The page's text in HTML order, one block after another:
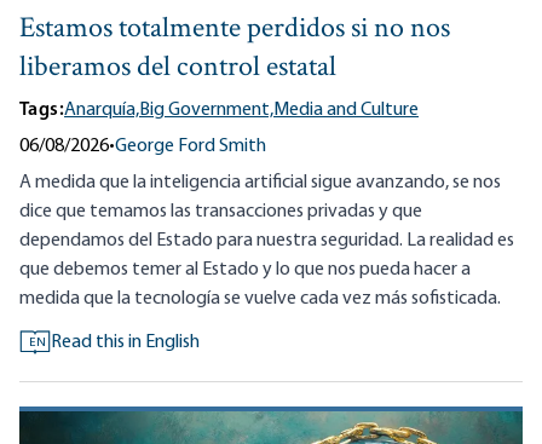
Estamos totalmente perdidos si no nos
liberamos del control estatal
Tags:Anarquía,Big Government,Media and Culture
06/08/2026•George Ford Smith
A medida que la inteligencia artificial sigue avanzando, se nos
dice que temamos las transacciones privadas y que
dependamos del Estado para nuestra seguridad. La realidad es
que debemos temer al Estado y lo que nos pueda hacer a
medida que la tecnología se vuelve cada vez más sofisticada.
EN Read this in English